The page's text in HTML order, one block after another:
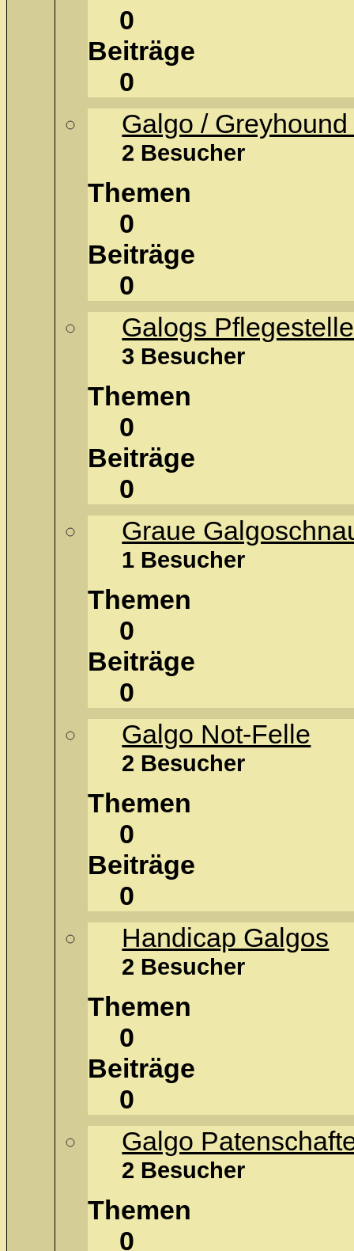
0
Beiträge
0
Galgo /
2 Besucher
Themen
0
Beiträge
0
Galogs
3 Besucher
Themen
0
Beiträge
0
Graue
1 Besucher
Themen
0
Beiträge
0
Galgo Not-Felle
2 Besucher
Themen
0
Beiträge
0
Handicap Galgos
2 Besucher
Themen
0
Beiträge
0
Galgo
2 Besucher
Themen
0